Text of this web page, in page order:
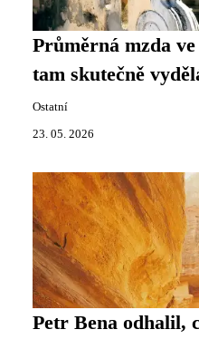
Průměrná mzda
tam skutečně
Ostatní
23. 05. 2026
Petr Bena odhalil,